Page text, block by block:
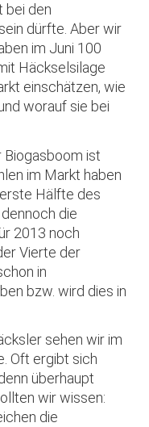
bei den
dürfte. Aber wir
im Juni 100
Häckselsilage
einschätzen, wie
worauf sie bei
ist
im Markt haben
Hälfte des
die
2013 noch
Vierte der
in
bzw. wird dies in
sehen wir im
Oft ergibt sich
überhaupt
wir wissen:
die